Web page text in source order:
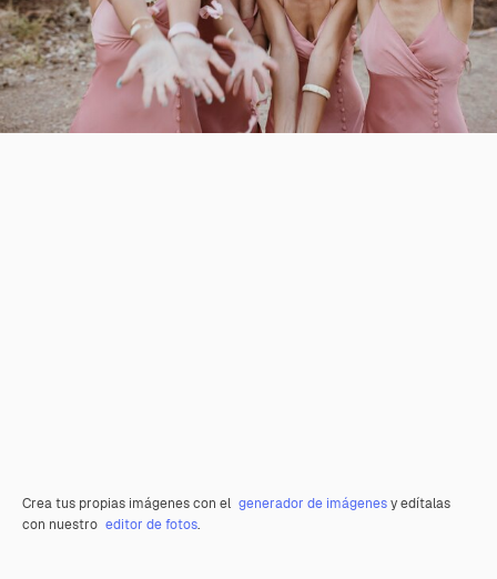
Crea tus propias imágenes con el generador de imágenesy edítalas
con nuestro editor de fotos.